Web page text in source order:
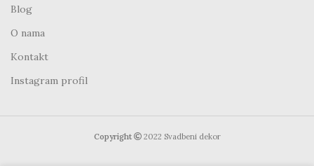
Blog
O nama
Kontakt
Instagram profil
Copyright 2022 Svadbeni dekor